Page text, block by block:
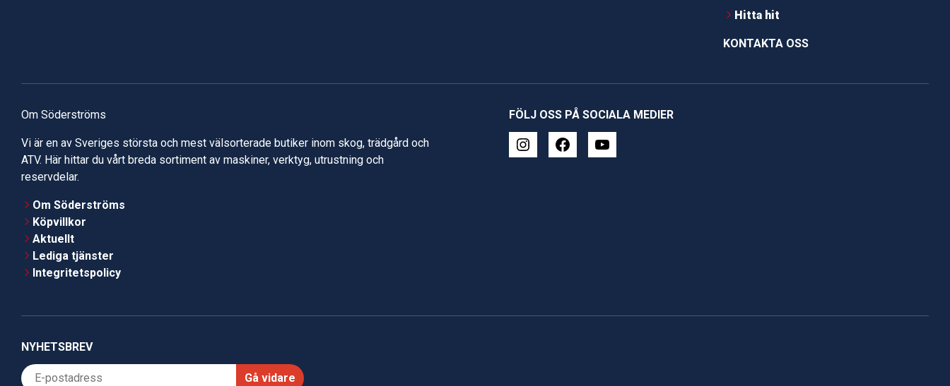
Hitta hit
KONTAKTA OSS
Om Söderströms
Vi är en av Sveriges största och mest välsorterade butiker inom skog, trädgård och
ATV. Här hittar du vårt breda sortiment av maskiner, verktyg, utrustning och
reservdelar.
Om Söderströms
Köpvillkor
Aktuellt
Lediga tjänster
Integritetspolicy
FÖLJ OSS PÅ SOCIALA MEDIER
NYHETSBREV
Gå vidare